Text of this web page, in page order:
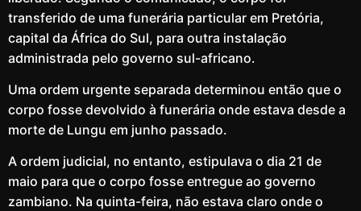
transferido de uma funerária particular em Pretória,
capital da África do Sul, para outra instalação
administrada pelo governo sul-africano.
Uma ordem urgente separada determinou então que o
corpo fosse devolvido à funerária onde estava desde a
morte de Lungu em junho passado.
A ordem judicial, no entanto, estipulava o dia 21 de
maio para que o corpo fosse entregue ao governo
zambiano. Na quinta-feira, não estava claro onde o